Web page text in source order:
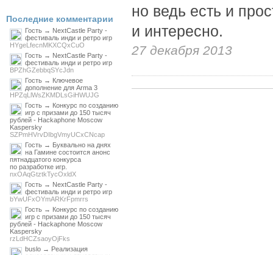
но ведь есть и
и интересно.
27 декабря 2013
Последние комментарии
Гость → NextCastle Party -
фестиваль инди и ретро игр
HYgeLfecnMKXCQxCuO
Гость → NextCastle Party -
фестиваль инди и ретро игр
BPZhGZebbqSYcJdn
Гость → Ключевое
дополнение для Arma 3
HPZqLlWsZKMDLsGiHWUJG
Гость → Конкурс по созданию
игр с призами до 150 тысяч
рублей - Hackaphone Moscow
Kaspersky
SZPmHVrvDIbgVmyUCxCNcap
Гость → Буквально на днях
на Гамине состоится анонс
пятнадцатого конкурса
по разработке игр.
nxOAqGtztkTycOxldX
Гость → NextCastle Party -
фестиваль инди и ретро игр
bYwUFxOYmARKrFpmrrs
Гость → Конкурс по созданию
игр с призами до 150 тысяч
рублей - Hackaphone Moscow
Kaspersky
rzLdHCZsaoyOjFks
buslo → Реализация